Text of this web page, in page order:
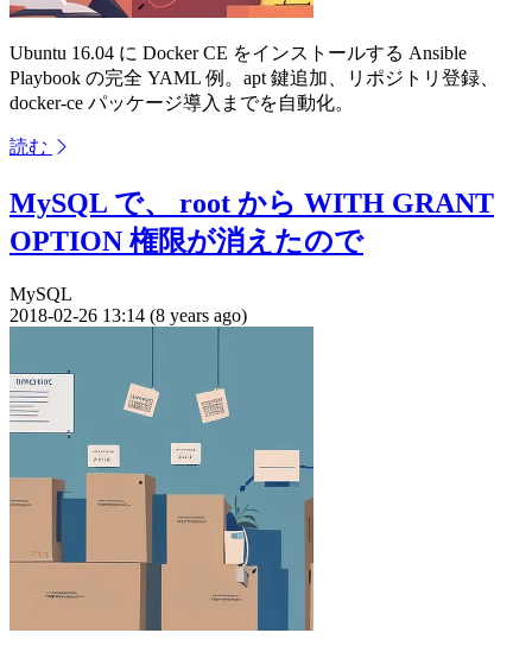
Ubuntu 16.04 に Docker CE をインストールする Ansible
Playbook の完全 YAML 例。apt 鍵追加、リポジトリ登録、
docker-ce パッケージ導入までを自動化。
読む
MySQL で、 root から WITH GRANT
OPTION 権限が消えたので
MySQL
2018-02-26 13:14 (8 years ago)